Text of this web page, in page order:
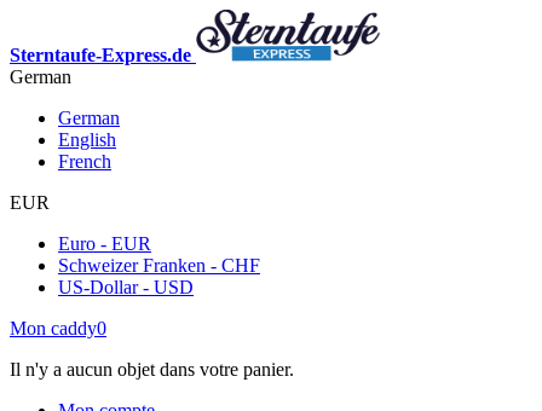
Sterntaufe-Express.de
German
German
English
French
EUR
Euro - EUR
Schweizer Franken - CHF
US-Dollar - USD
Mon caddy0
Il n'y a aucun objet dans votre panier.